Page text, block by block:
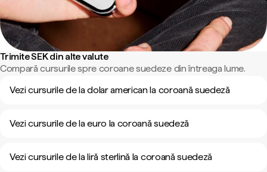
Trimite SEK din alte valute
Compară cursurile spre coroane suedeze din întreaga lume.
Vezi cursurile de la dolar american la coroană suedeză
Vezi cursurile de la euro la coroană suedeză
Vezi cursurile de la liră sterlină la coroană suedeză